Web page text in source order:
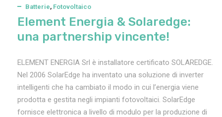
Batterie, Fotovoltaico
Element Energia & Solaredge:
una partnership vincente!
ELEMENT ENERGIA Srl è installatore certificato SOLAREDGE.
Nel 2006 SolarEdge ha inventato una soluzione di inverter
intelligenti che ha cambiato il modo in cui l’energia viene
prodotta e gestita negli impianti fotovoltaici. SolarEdge
fornisce elettronica a livello di modulo per la produzione di